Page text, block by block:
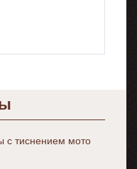
с тиснением мото